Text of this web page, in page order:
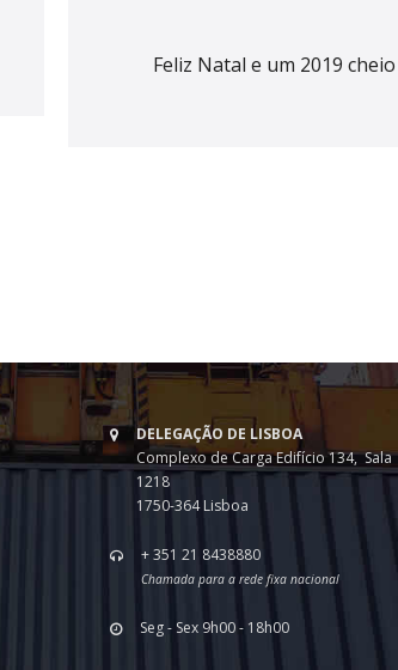
Feliz Natal e um 2019
DELEGAÇÃO DE LISBOA
Complexo de Carga Edifício 134, Sala
1218
1750-364 Lisboa
+ 351 21 8438880
Chamada para a rede fixa nacional
Seg - Sex 9h00 - 18h00